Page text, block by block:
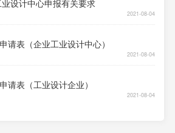
设计中心申报有关要求
2021-08-04
请表（企业工业设计中心）
2021-08-04
请表（工业设计企业）
2021-08-04